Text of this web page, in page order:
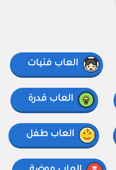
العاب فتيات
العاب قدرة
العاب طفل